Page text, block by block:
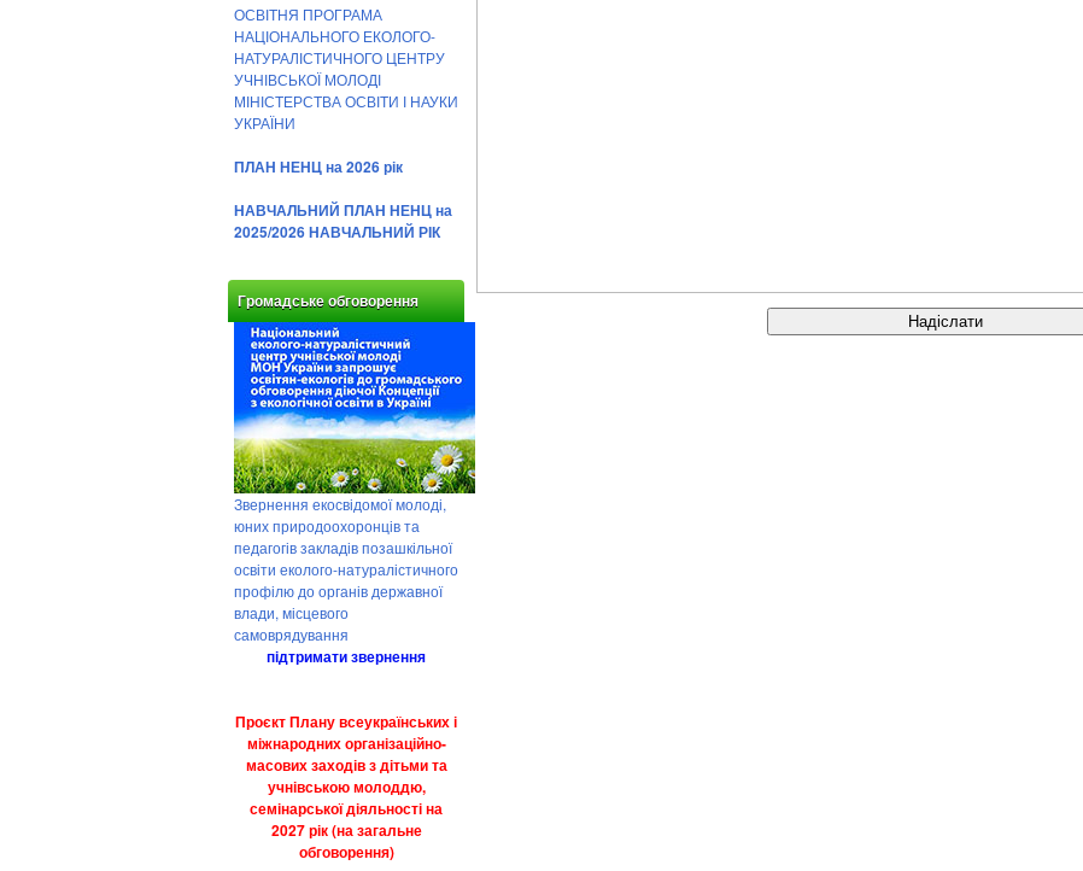
ОСВІТНЯ ПРОГРАМА
НАЦІОНАЛЬНОГО ЕКОЛОГО-
НАТУРАЛІСТИЧНОГО ЦЕНТРУ
УЧНІВСЬКОЇ МОЛОДІ
МІНІСТЕРСТВА ОСВІТИ І НАУКИ
УКРАЇНИ
ПЛАН НЕНЦ на 2026 рік
НАВЧАЛЬНИЙ ПЛАН НЕНЦ на
2025/2026 НАВЧАЛЬНИЙ РІК
Громадське обговорення
Звернення екосвідомої молоді,
юних природоохоронців та
педагогів закладів позашкільної
освіти еколого-натуралістичного
профілю до органів державної
влади, місцевого
самоврядування
підтримати звернення
Проєкт Плану всеукраїнських і
міжнародних організаційно-
масових заходів з дітьми та
учнівською молоддю,
семінарської діяльності на
2027 рік (на загальне
обговорення)